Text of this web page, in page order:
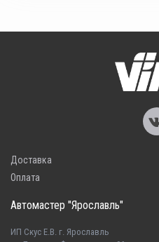
Доставка
Оплата
Автомастер "Ярославль"
ИП Скус Е.В. г. Ярославль